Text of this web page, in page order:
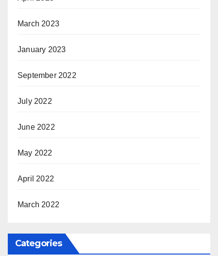
March 2023
January 2023
September 2022
July 2022
June 2022
May 2022
April 2022
March 2022
Categories